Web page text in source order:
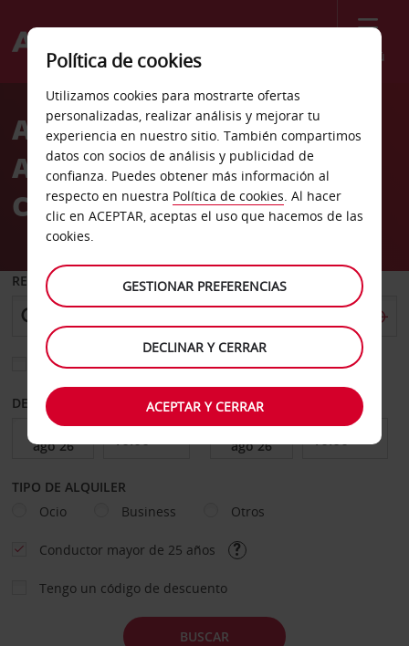
Menú
Welcome
AvisAlquiler de Coches
Aeropuerto de Nápoles-
Capodichino (NAP)
RECOGER EN
Elegir otra oficina de devolución
DESDE HASTA
TIPO DE ALQUILER
Ocio
Business Otros
Conductor mayor de 25 años
Tengo un código de descuento
BUSCAR
Política de cookies
Utilizamos cookies para mostrarte ofertas
personalizadas, realizar análisis y mejorar tu
experiencia en nuestro sitio. También compartimos
datos con socios de análisis y publicidad de
confianza. Puedes obtener más información al
respecto en nuestra Política de cookies. Al hacer
clic en ACEPTAR, aceptas el uso que hacemos de las
cookies.
GESTIONAR PREFERENCIAS
DECLINAR Y CERRAR
ACEPTAR Y CERRAR